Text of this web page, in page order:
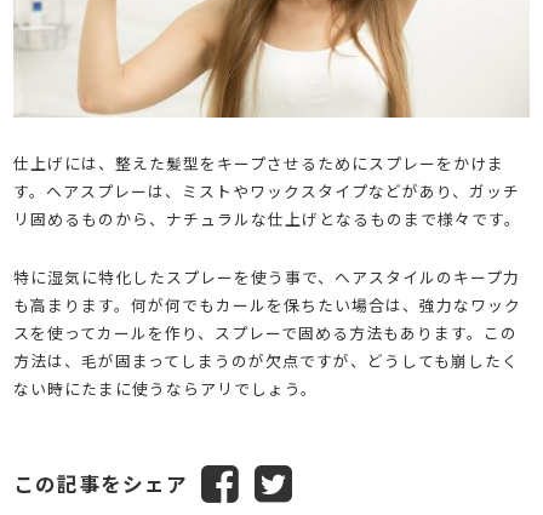
仕上げには、整えた髪型をキープさせるためにスプレーをかけま
す。ヘアスプレーは、ミストやワックスタイプなどがあり、ガッチ
リ固めるものから、ナチュラルな仕上げとなるものまで様々です。
特に湿気に特化したスプレーを使う事で、ヘアスタイルのキープ力
も高まります。何が何でもカールを保ちたい場合は、強力なワック
スを使ってカールを作り、スプレーで固める方法もあります。この
方法は、毛が固まってしまうのが欠点ですが、どうしても崩したく
ない時にたまに使うならアリでしょう。
この記事をシェア